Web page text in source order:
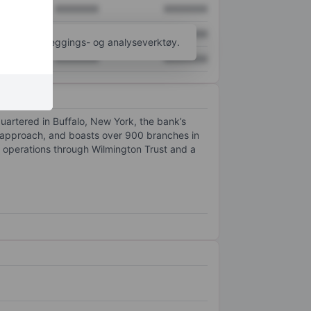
XXXXXXX XXXXXXX
flere kartleggings- og analyseverktøy.
in Buffalo, New York, the bank’s
and boasts over 900 branches in
through Wilmington Trust and a